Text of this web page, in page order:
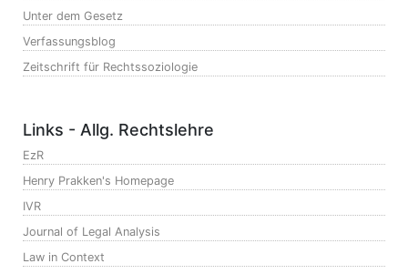
Unter dem Gesetz
Verfassungsblog
Zeitschrift für Rechtssoziologie
Links - Allg. Rechtslehre
EzR
Henry Prakken's Homepage
IVR
Journal of Legal Analysis
Law in Context